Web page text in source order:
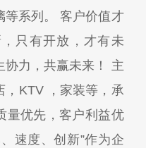
等系列。 客户价值才
只有开放，才有未
协力，共赢未来！ 主
，KTV ，家装等，承
量优先，客户利益优
速度、创新”作为企